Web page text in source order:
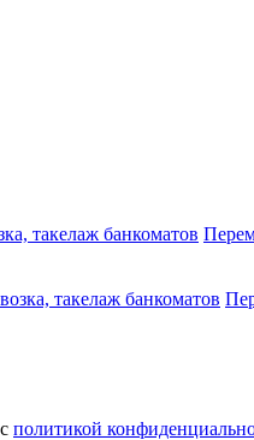
такелаж банкоматов
такелаж банкоматов
политикой